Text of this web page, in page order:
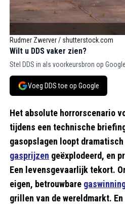
Rudmer Zwerver / shutterstock.com
Wilt u DDS vaker zien?
Stel DDS in als voorkeursbron op Google.
Voeg DDS toe op Google
Het absolute horrorscenario
tijdens een technische
gasopslagen loopt
gasprijzen geëxplodeerd, en
Een levensgevaarlijk tekort.
eigen, betrouwbare
grillen van de wereldmarkt.